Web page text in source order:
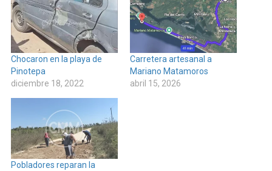
Chocaron en la playa de
Pinotepa
diciembre 18, 2022
Carretera artesanal a
Mariano Matamoros
abril 15, 2026
Pobladores reparan la